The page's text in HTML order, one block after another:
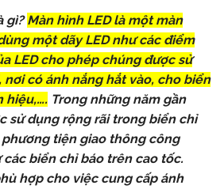
gì?Màn hình LEDlà một màn
một dãy LED như các điểm
LED cho phép chúng được sử
có ánh nắng hắt vào, cho biển
hiệu,…. Trong những năm gần
sử dụng rộng rãi trong biển chỉ
tiện giao thông công
biển chỉ báo trên cao tốc.
hợp cho việc cung cấp ánh